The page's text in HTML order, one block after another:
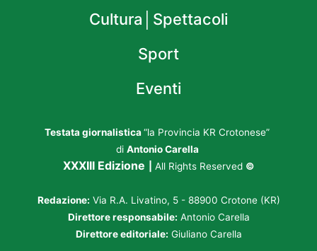
Cultura│Spettacoli
Sport
Eventi
Testata giornalistica “la Provincia KR Crotonese”
di Antonio Carella
XXXIII Edizione All Rights Reserved ©
Redazione: Via R.A. Livatino, 5 - 88900 Crotone (KR)
Direttore responsabile: Antonio Carella
Direttore editoriale: Giuliano Carella